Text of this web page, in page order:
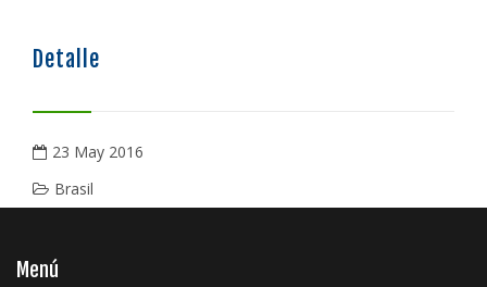
Detalle
23 May 2016
Brasil
Menú